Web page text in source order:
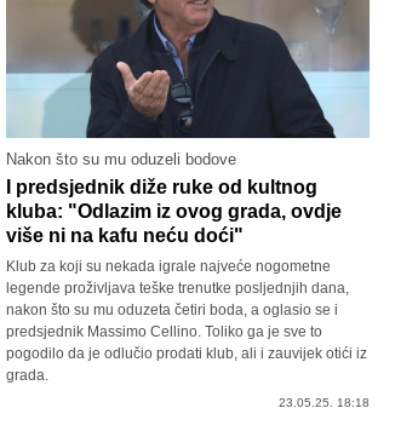
Nakon što su mu oduzeli bodove
I predsjednik diže ruke od kultnog
kluba: "Odlazim iz ovog grada, ovdje
više ni na kafu neću doći"
Klub za koji su nekada igrale najveće nogometne
legende proživljava teške trenutke posljednjih dana,
nakon što su mu oduzeta četiri boda, a oglasio se i
predsjednik Massimo Cellino. Toliko ga je sve to
pogodilo da je odlučio prodati klub, ali i zauvijek otići iz
grada.
23.05.25. 18:18